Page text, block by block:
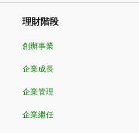
理財階段
創辦事業
企業成長
企業管理
企業繼任